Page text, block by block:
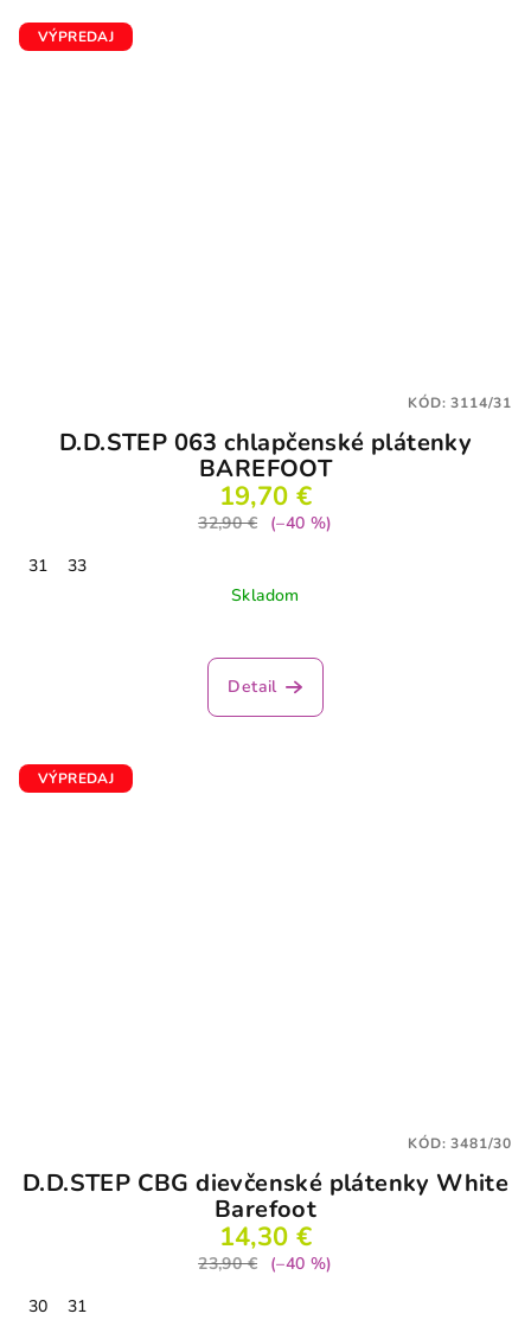
VÝPREDAJ
D.D.STEP 063 chlapčenské plátenky
BAREFOOT
19,70 €
32,90 €
(–40 %)
31
33
Skladom
Detail
KÓD:3114/31
VÝPREDAJ
D.D.STEP CBG dievčenské plátenky White
Barefoot
14,30 €
23,90 €
(–40 %)
30
31
KÓD:3481/30